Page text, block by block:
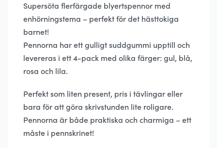
Supersöta flerfärgade blyertspennor med
enhörningstema – perfekt för det hästtokiga
barnet!
Pennorna har ett gulligt suddgummi upptill och
levereras i ett 4-pack med olika färger: gul, blå,
rosa och lila.
Perfekt som liten present, pris i tävlingar eller
bara för att göra skrivstunden lite roligare.
Pennorna är både praktiska och charmiga – ett
måste i pennskrinet!